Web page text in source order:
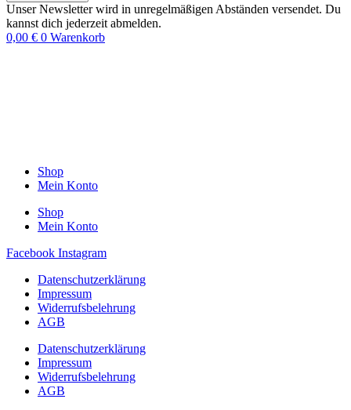
Unser Newsletter wird in unregelmäßigen Abständen versendet. Du
kannst dich jederzeit abmelden.
0,00 € 0 Warenkorb
Shop
Mein Konto
Shop
Mein Konto
Facebook Instagram
Datenschutzerklärung
Impressum
Widerrufsbelehrung
AGB
Datenschutzerklärung
Impressum
Widerrufsbelehrung
AGB